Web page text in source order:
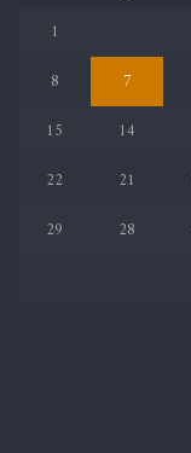
1
7
8
14
15
21
22
28
29